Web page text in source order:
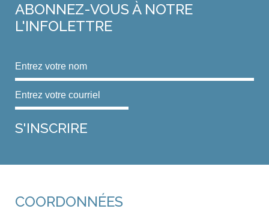
ABONNEZ-VOUS À NOTRE
L'INFOLETTRE
COORDONNÉES